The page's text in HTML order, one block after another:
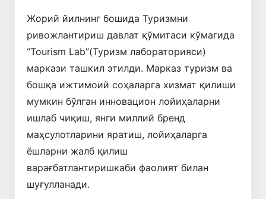
Жорий йилнинг бошида Туризмни
ривожлантириш давлат қўмитаси кўмагида
“Tourism Lab”(Туризм лабораторияси)
маркази ташкил этилди. Марказ туризм ва
бошқа ижтимоий соҳаларга хизмат қилиши
мумкин бўлган инновацион лойиҳаларни
ишлаб чиқиш, янги миллий бренд
маҳсулотларини яратиш, лойиҳаларга
ёшларни жалб қилиш
варағбатлантиришкаби фаолият билан
шуғулланади.